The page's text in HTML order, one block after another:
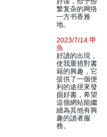
繁复杂的网络
一方书香雅
地。
2023/7/14 甲
魚
好讀的出現，
使我重措對書
籍的興趣，它
提供了一個便
利的途徑來發
掘好書，希望
這個網站能繼
續為其他有興
趣的讀者服
務。